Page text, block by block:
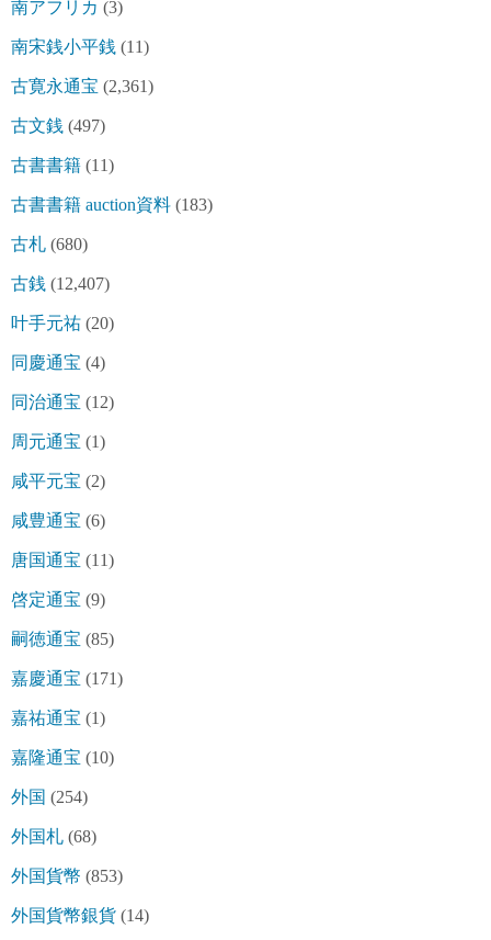
南アフリカ (3)
南宋銭小平銭 (11)
古寛永通宝 (2,361)
古文銭 (497)
古書書籍 (11)
古書書籍 auction資料 (183)
古札 (680)
古銭 (12,407)
叶手元祐 (20)
同慶通宝 (4)
同治通宝 (12)
周元通宝 (1)
咸平元宝 (2)
咸豊通宝 (6)
唐国通宝 (11)
啓定通宝 (9)
嗣徳通宝 (85)
嘉慶通宝 (171)
嘉祐通宝 (1)
嘉隆通宝 (10)
外国 (254)
外国札 (68)
外国貨幣 (853)
外国貨幣銀貨 (14)